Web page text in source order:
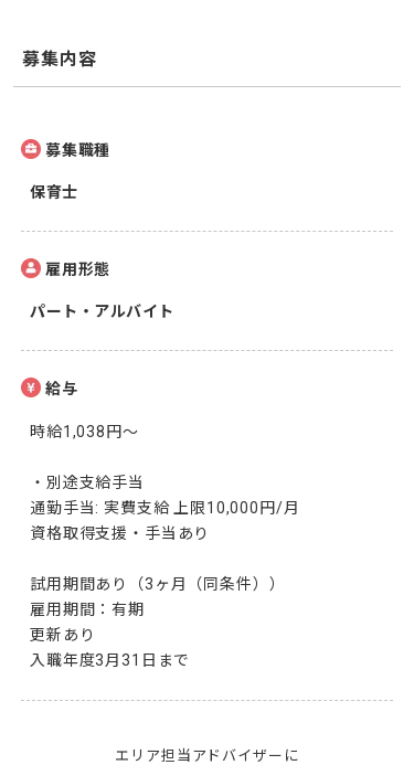
募集内容
募集職種
保育士
雇用形態
パート・アルバイト
給与
時給1,038円～
・別途支給手当
通勤手当: 実費支給 上限10,000円/月
資格取得支援・手当あり
試用期間あり（3ヶ月（同条件））
雇用期間：有期
更新あり
入職年度3月31日まで
エリア担当アドバイザーに